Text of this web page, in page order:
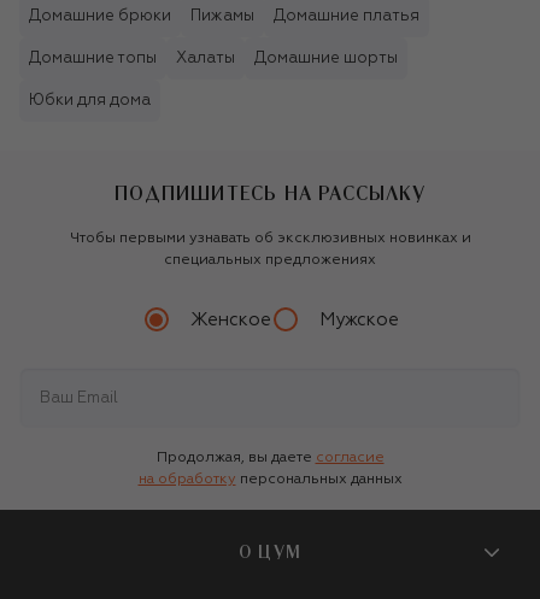
Домашние брюки Пижамы Домашние платья
Домашние топы Халаты Домашние шорты
Юбки для дома
ПОДПИШИТЕСЬ НА РАССЫЛКУ
Чтобы первыми узнавать об эксклюзивных новинках и
специальных предложениях
Женское Мужское
Продолжая, вы даете согласие
на обработку персональных данных
О ЦУМ